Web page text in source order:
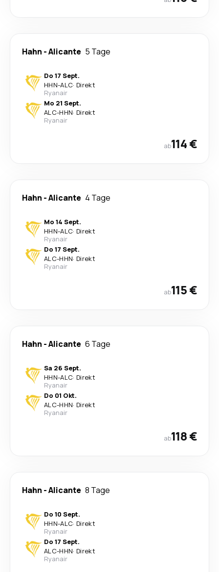
Hahn -Alicante 5 Tage
Do 17 Sept.
HHN-ALC· Direkt
Ryanair
Mo 21 Sept.
ALC-HHN· Direkt
Ryanair
ab114 €
Hahn -Alicante 4 Tage
Mo 14 Sept.
HHN-ALC· Direkt
Ryanair
Do 17 Sept.
ALC-HHN· Direkt
Ryanair
ab115 €
Hahn -Alicante 6 Tage
Sa 26 Sept.
HHN-ALC· Direkt
Ryanair
Do 01 Okt.
ALC-HHN· Direkt
Ryanair
ab118 €
Hahn -Alicante 8 Tage
Do 10 Sept.
HHN-ALC· Direkt
Ryanair
Do 17 Sept.
ALC-HHN· Direkt
Ryanair